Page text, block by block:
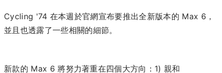
Cycling '74 在本週於官網宣布要推出全新版本的 Max 6，
並且也透露了一些相關的細節。
新款的 Max 6 將努力著重在四個大方向：1) 親和